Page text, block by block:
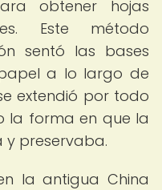
obtener hojas
Este método
sentó las bases
a lo largo de
extendió por todo
la forma en que la
y preservaba.
la antigua China